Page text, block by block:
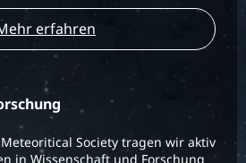
erfahren
Society tragen wir aktiv
in Wissenschaft und Forschung